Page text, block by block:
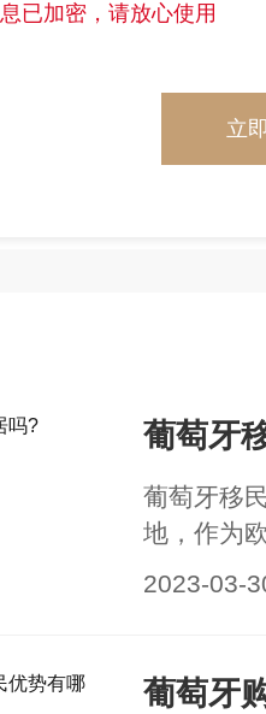
已加密，请放心使用
立
葡萄牙
葡萄牙移
地，作为
落后，基
为接纳和
2023-03-
葡萄牙